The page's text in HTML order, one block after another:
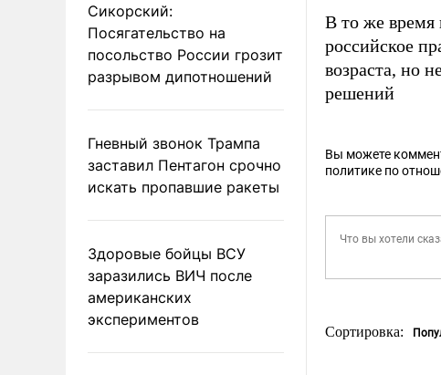
Сикорский:
Посягательство на
посольство России грозит
разрывом дипотношений
Гневный звонок Трампа
заставил Пентагон срочно
искать пропавшие ракеты
Здоровые бойцы ВСУ
заразились ВИЧ после
американских
экспериментов
В то же время
российское
возраста, но
решений
Вы можете
политике по
Сортировка: